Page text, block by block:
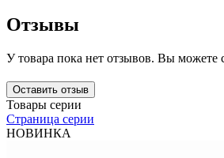
Отзывы
У товара пока нет отзывов. Вы можете
Оставить отзыв
Товары серии
Страница серии
НОВИНКА